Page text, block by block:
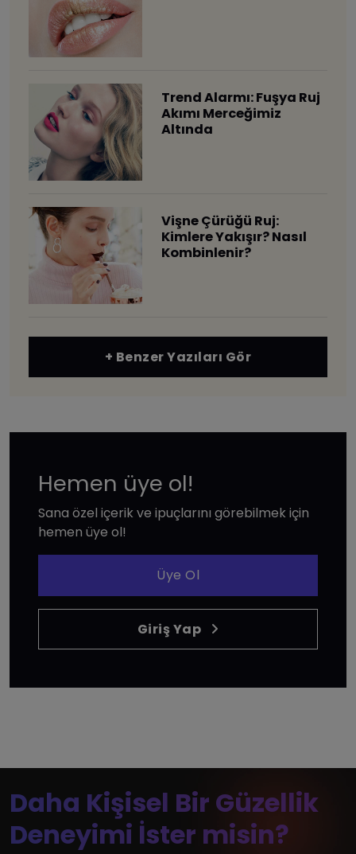
Trend Alarmı: Fuşya Ruj
Akımı Merceğimiz
Altında
Vişne Çürüğü Ruj:
Kimlere Yakışır? Nasıl
Kombinlenir?
+ Benzer Yazıları Gör
Hemen üye ol!
Sana özel içerik ve ipuçlarını görebilmek için
hemen üye ol!
Üye Ol
Giriş Yap
Daha Kişisel Bir Güzellik
Deneyimi İster misin?